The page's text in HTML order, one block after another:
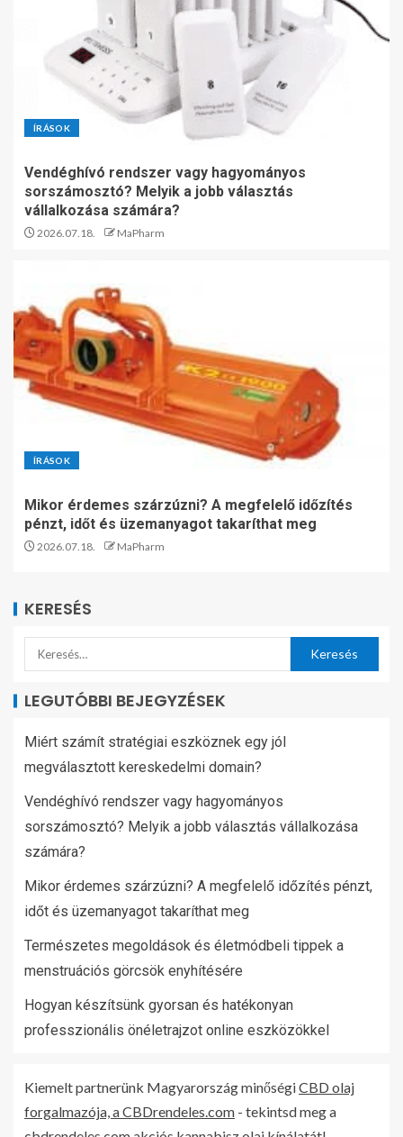
ÍRÁSOK
Vendéghívó rendszer vagy hagyományos
sorszámosztó? Melyik a jobb választás
vállalkozása számára?
2026.07.18. MaPharm
ÍRÁSOK
Mikor érdemes szárzúzni? A megfelelő időzítés
pénzt, időt és üzemanyagot takaríthat meg
2026.07.18. MaPharm
KERESÉS
LEGUTÓBBI BEJEGYZÉSEK
Miért számít stratégiai eszköznek egy jól
megválasztott kereskedelmi domain?
Vendéghívó rendszer vagy hagyományos
sorszámosztó? Melyik a jobb választás vállalkozása
számára?
Mikor érdemes szárzúzni? A megfelelő időzítés pénzt,
időt és üzemanyagot takaríthat meg
Természetes megoldások és életmódbeli tippek a
menstruációs görcsök enyhítésére
Hogyan készítsünk gyorsan és hatékonyan
professzionális önéletrajzot online eszközökkel
Kiemelt partnerünk Magyarország minőségiCBD olaj
forgalmazója, a CBDrendeles.com - tekintsd meg a